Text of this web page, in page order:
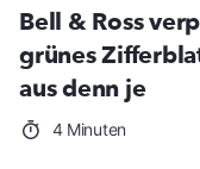
Bell & Ross
grünes
aus denn je
4 Minuten